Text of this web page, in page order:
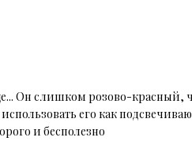
Он слишком розово-красный,
его как
и бесполезно